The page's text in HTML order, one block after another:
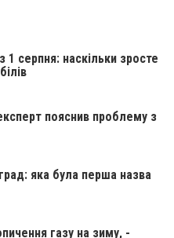
серпня: наскільки зросте
пояснив проблему з
яка була перша назва
газу на зиму, -